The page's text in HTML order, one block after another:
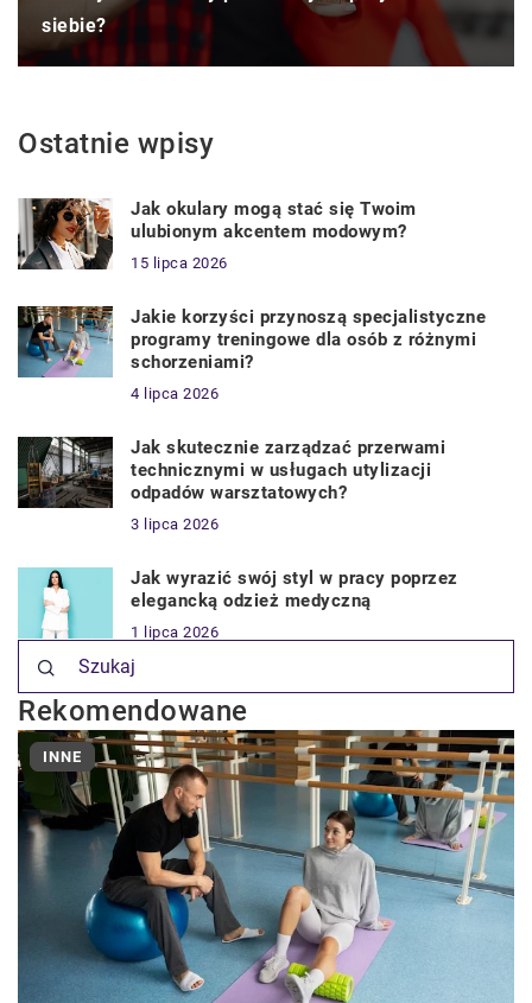
siebie?
Ostatnie wpisy
Jak okulary mogą stać się Twoim
ulubionym akcentem modowym?
15 lipca 2026
Jakie korzyści przynoszą specjalistyczne
programy treningowe dla osób z różnymi
schorzeniami?
4 lipca 2026
Jak skutecznie zarządzać przerwami
technicznymi w usługach utylizacji
odpadów warsztatowych?
3 lipca 2026
Jak wyrazić swój styl w pracy poprzez
elegancką odzież medyczną
1 lipca 2026
Rekomendowane
INNE